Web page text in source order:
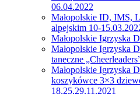
06.04.2022
Małopolskie ID, IMS,
alpejskim 10-
Małopolskie Igrzyska
Małopolskie Igrzyska
taneczne
Małopolskie Igrzyska
koszykówce 3×3
18,25,29.11.2021